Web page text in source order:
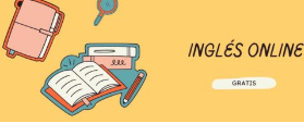
Skip
to
content